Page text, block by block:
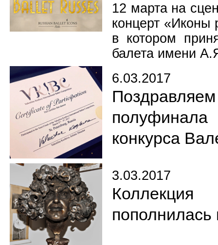
12 марта на
концерт «Иконы
в котором
балета имени
6.03.2017
конкурса
3.03.2017